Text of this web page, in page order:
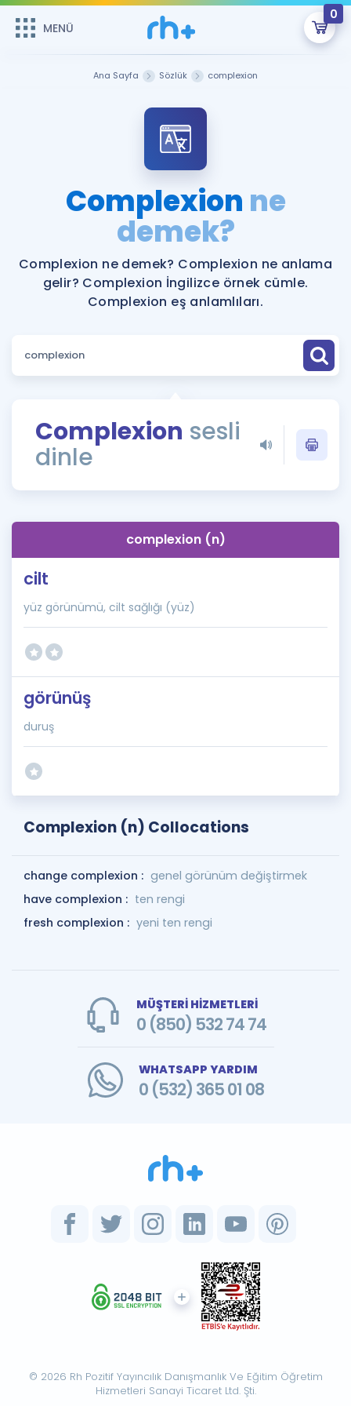
MENÜ
0
Şifremi Hatırlamıyorum
Sepetin Şu An Boş.
Remzi Hoca ile seni sınava hazırlayacak onlarca eğitim seni
bekliyor!
MENÜ
Katılımcı Görüşleri
Faydalı Araçlar
Ücretsiz Kaynaklar
Puan Hesaplama
ÖSYM Sınav Takvimi
Kampanyalar
İngilizce Gramer
İngilizce Gramer
Ana Sayfa Sözlük complexion
Complexion ne
demek?
Complexion ne demek? Complexion ne anlama
gelir? Complexion İngilizce örnek cümle.
Complexion eş anlamlıları.
Complexion sesli
dinle
complexion (n)
cilt
yüz görünümü, cilt sağlığı (yüz)
görünüş
duruş
Complexion (n) Collocations
change complexion : genel görünüm değiştirmek
have complexion : ten rengi
fresh complexion : yeni ten rengi
MÜŞTERİ HİZMETLERİ
0 (850) 532 74 74
WHATSAPP YARDIM
0 (532) 365 01 08
© 2026 Rh Pozitif Yayıncılık Danışmanlık Ve Eğitim Öğretim
Hizmetleri Sanayi Ticaret Ltd. Şti.